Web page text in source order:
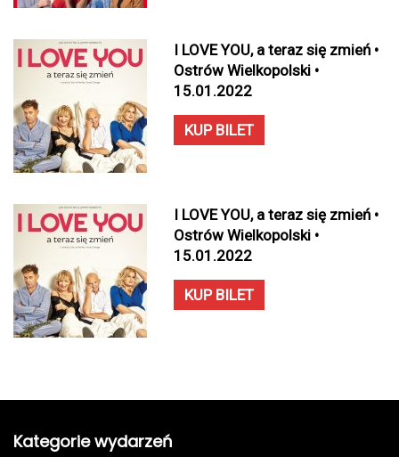
I LOVE YOU, a teraz się zmień •
Ostrów Wielkopolski •
15.01.2022
KUP BILET
I LOVE YOU, a teraz się zmień •
Ostrów Wielkopolski •
15.01.2022
KUP BILET
Kategorie wydarzeń